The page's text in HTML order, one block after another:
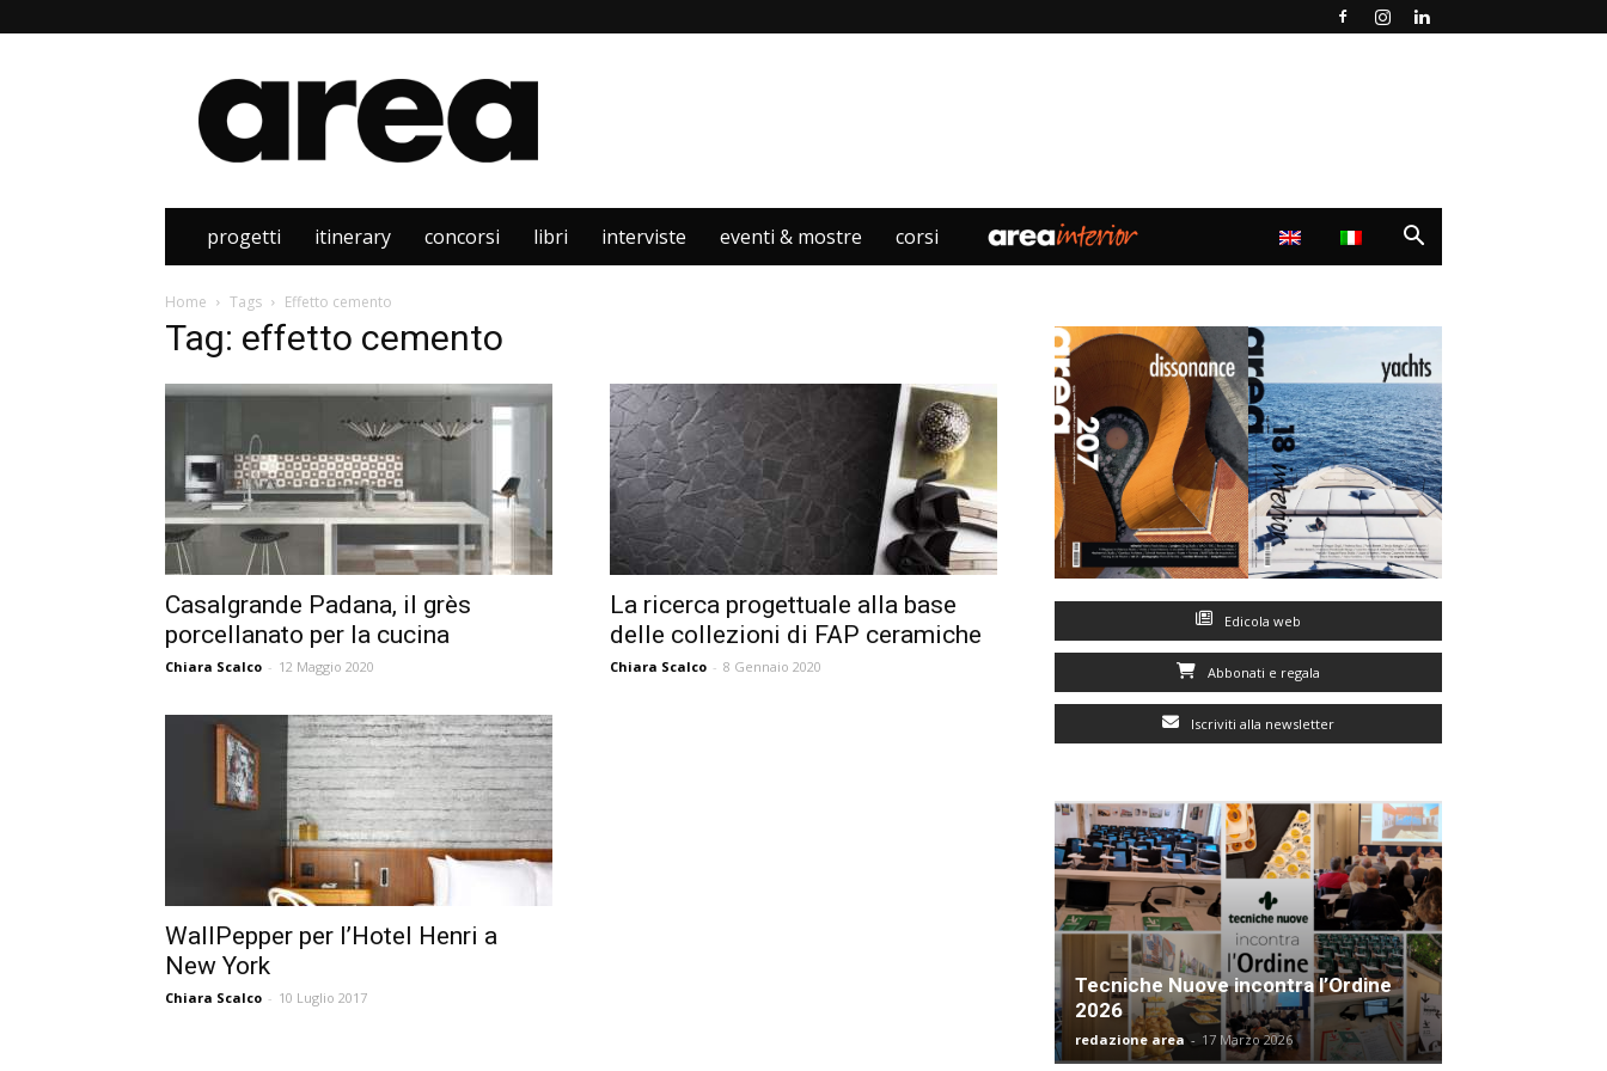
Area
progetti itinerary concorsi libri interviste eventi & mostre corsi
Home Tags Effetto cemento
Tag: effetto cemento
Casalgrande Padana, il grès
porcellanato per la cucina
Chiara Scalco - 12 Maggio 2020
La ricerca progettuale alla base
delle collezioni di FAP ceramiche
Chiara Scalco - 8 Gennaio 2020
WallPepper per l’Hotel Henri a
New York
Chiara Scalco - 10 Luglio 2017
Edicola web
Abbonati e regala
Iscriviti alla newsletter
Tecniche Nuove incontra l’Ordine
2026
redazione area - 17 Marzo 2026